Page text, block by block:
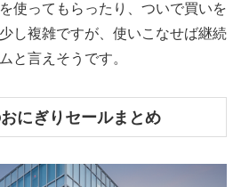
使ってもらったり、ついで買いを
し複雑ですが、使いこなせば継続
と言えそうです。
にぎりセールまとめ